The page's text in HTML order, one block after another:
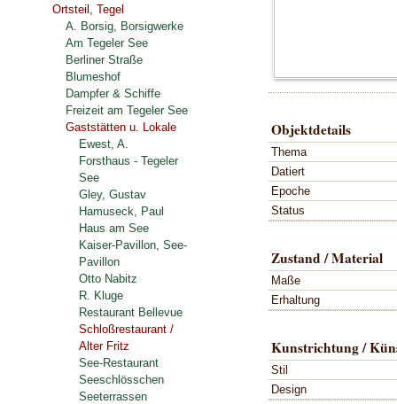
Objektdetails
Thema
Datiert
Epoche
Status
Zustand / Material
Maße
Erhaltung
Kunstrichtung /
Stil
Design
Ortsteil, Tegel
A. Borsig, Borsigwerke
Am Tegeler See
Berliner Straße
Blumeshof
Dampfer & Schiffe
Freizeit am Tegeler See
Gaststätten u. Lokale
Ewest, A.
Forsthaus - Tegeler
See
Gley, Gustav
Hamuseck, Paul
Haus am See
Kaiser-Pavillon, See-
Pavillon
Otto Nabitz
R. Kluge
Restaurant Bellevue
Schloßrestaurant /
Alter Fritz
See-Restaurant
Seeschlösschen
Seeterrassen